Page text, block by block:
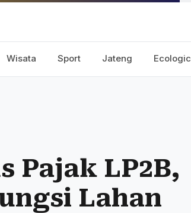
Wisata Sport Jateng Ecologic
Pajak LP2B,
Lahan